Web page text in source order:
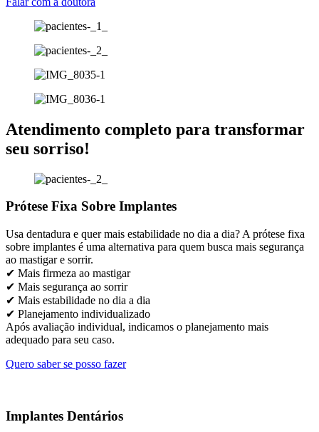
Atendimento completo para transformar
seu sorriso!
Prótese Fixa Sobre Implantes
Usa dentadura e quer mais estabilidade no dia a dia? A prótese fixa
sobre implantes é uma alternativa para quem busca mais segurança
ao mastigar e sorrir.
✔ Mais firmeza ao mastigar
✔ Mais segurança ao sorrir
✔ Mais estabilidade no dia a dia
✔ Planejamento individualizado
Após avaliação individual, indicamos o planejamento mais
adequado para seu caso.
Quero saber se posso fazer
Implantes Dentários